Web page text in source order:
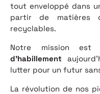
tout enveloppé dans
partir de matières
recyclables.
Notre mission est
d’habillement
lutter pour un futur
La révolution de nos